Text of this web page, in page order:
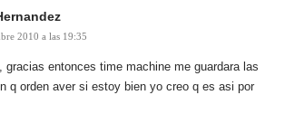
2010 a las 19:35
gracias entonces time machine me guardara las
q orden aver si estoy bien yo creo q es asi por